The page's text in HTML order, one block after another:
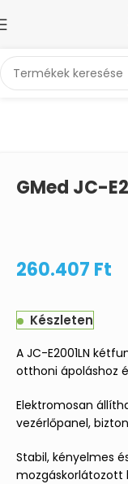
Kezdőlap Betegápolás,
GMed JC-
260.407 Ft
Készleten
A JC-E2001LN
otthoni ápoláshoz
Elektromosan
vezérlőpanel,
Stabil, kényelmes
mozgáskorlátozott